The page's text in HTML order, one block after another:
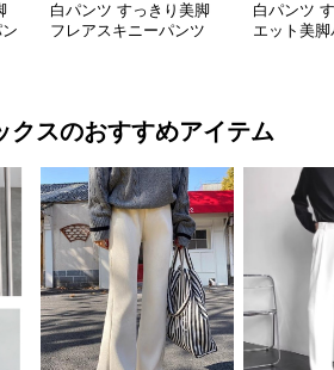
白パンツ すっきり美脚
フレアスキニーパンツ
白パンツ
エット美脚
クスのおすすめアイテム